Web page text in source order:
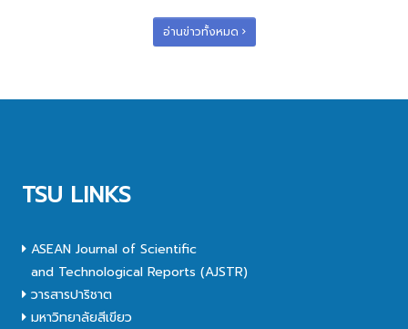
อ่านข่าวทั้งหมด
TSU LINKS
ASEAN Journal of Scientific
and Technological Reports (AJSTR)
วารสารปาริชาต
มหาวิทยาลัยสีเขียว